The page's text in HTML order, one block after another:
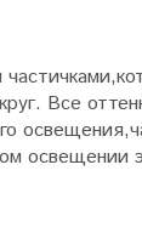
Все
освещении